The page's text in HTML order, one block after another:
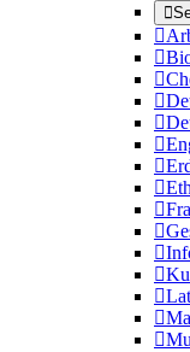















